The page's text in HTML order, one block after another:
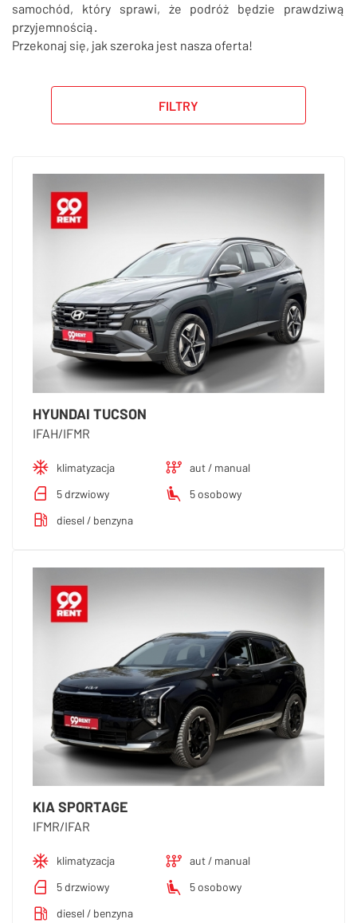
samochód, który sprawi, że podróż będzie prawdziwą
przyjemnością.
Przekonaj się, jak szeroka jest nasza oferta!
FILTRY
HYUNDAI TUCSON
IFAH/IFMR
klimatyzacja
aut / manual
5 drzwiowy
5 osobowy
diesel / benzyna
KIA SPORTAGE
IFMR/IFAR
klimatyzacja
aut / manual
5 drzwiowy
5 osobowy
diesel / benzyna